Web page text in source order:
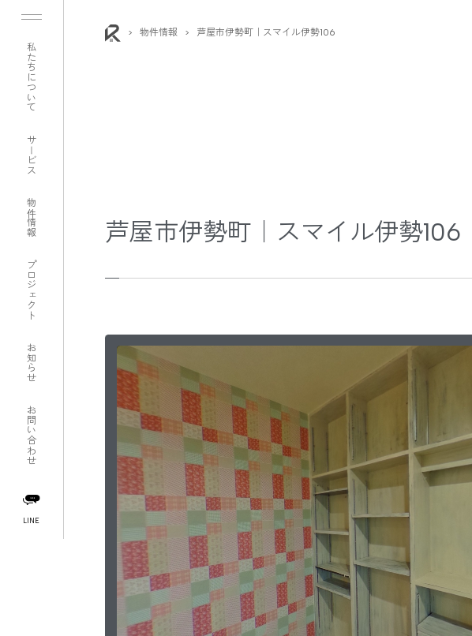
私たちについて
サービス
物件情報
プロジェクト
お知らせ
お問い合わせ
LINE
> 物件情報 > 芦屋市伊勢町｜スマイル伊勢106
芦屋市伊勢町｜スマイル伊勢106